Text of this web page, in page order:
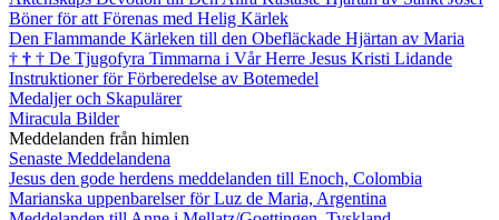
Böner för att Förenas med Helig Kärlek
Den Flammande Kärleken till den Obefläckade Hjärtan av Maria
† † † De Tjugofyra Timmarna i Vår Herre Jesus Kristi Lidande
Instruktioner för Förberedelse av Botemedel
Medaljer och Skapulärer
Miracula Bilder
Meddelanden från himlen
Senaste Meddelandena
Jesus den gode herdens meddelanden till Enoch, Colombia
Marianska uppenbarelser för Luz de Maria, Argentina